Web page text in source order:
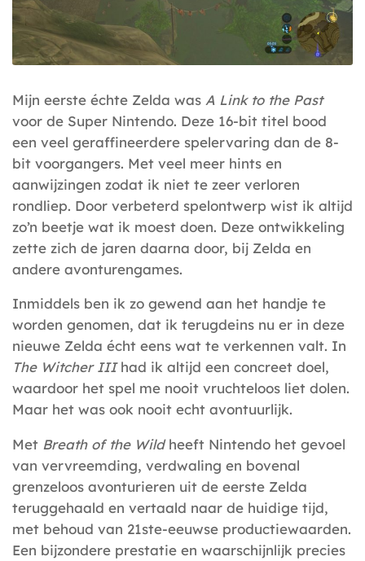
Mijn eerste échte Zelda was A Link to the Past
voor de Super Nintendo. Deze 16-bit titel bood
een veel geraffineerdere spelervaring dan de 8-
bit voorgangers. Met veel meer hints en
aanwijzingen zodat ik niet te zeer verloren
rondliep. Door verbeterd spelontwerp wist ik altijd
zo’n beetje wat ik moest doen. Deze ontwikkeling
zette zich de jaren daarna door, bij Zelda en
andere avonturengames.
Inmiddels ben ik zo gewend aan het handje te
worden genomen, dat ik terugdeins nu er in deze
nieuwe Zelda écht eens wat te verkennen valt. In
The Witcher IIIhad ik altijd een concreet doel,
waardoor het spel me nooit vruchteloos liet dolen.
Maar het was ook nooit echt avontuurlijk.
Met Breath of the Wildheeft Nintendo het gevoel
van vervreemding, verdwaling en bovenal
grenzeloos avonturieren uit de eerste Zelda
teruggehaald en vertaald naar de huidige tijd,
met behoud van 21ste-eeuwse productiewaarden.
Een bijzondere prestatie en waarschijnlijk precies